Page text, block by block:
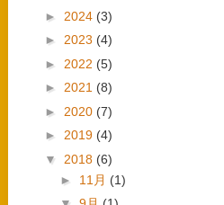
► 2024 (3)
► 2023 (4)
► 2022 (5)
► 2021 (8)
► 2020 (7)
► 2019 (4)
▼ 2018 (6)
► 11月 (1)